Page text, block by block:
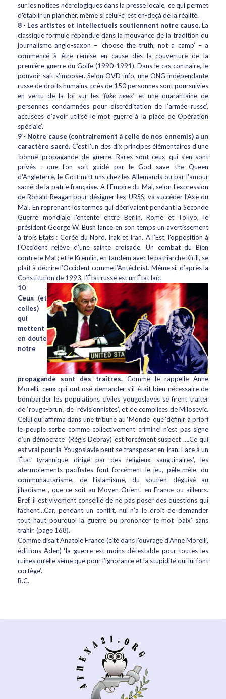
sur les notices nécrologiques dans la presse locale, ce qui permet
d'établir un plancher, même si celui-ci est en-deçà de la réalité.
8 - Les artistes et intellectuels soutiennent notre cause.La
classique formule répandue dans la mouvance de la tradition du
journalisme anglo-saxon – ‘choose the truth, not a camp’ – a
commencé à être remise en cause dès la couverture de la
première guerre du Golfe (1990-1991). Dans le cas contraire, le
pouvoir sait s’imposer. Selon OVD-info, une ONG indépendante
russe de droits humains, près de 150 personnes sont poursuivies
en vertu de la loi sur les ‘fake news’ et une quarantaine de
personnes condamnées pour discréditation de l’armée russe’,
accusées d’avoir utilisé le mot guerre à la place de Opération
spéciale’.
9 - Notre cause (contrairement à celle de nos ennemis) a un
caractère sacré.C’est l’un des dix principes élémentaires d'une
‘bonne’ propagande de guerre. Rares sont ceux qui s'en sont
privés : que l'on soit guidé par le God save the Queen
d'Angleterre, le Gott mitt uns chez les Allemands ou par l'amour
sacré de la patrie française. A l'Empire du Mal, selon l'expression
de Ronald Reagan pour désigner l'ex-URSS, va succéder l’Axe du
Mal. En reprenant les termes qui décrivaient pendant la Seconde
Guerre mondiale l'entente entre Berlin, Rome et Tokyo, le
président George W. Bush lance en son temps un avertissement
à trois Etats : Corée du Nord, Irak et Iran. A l’Est, l’opposition à
l’Occident relève d’une sainte croisade. Un combat du Bien
contre le Mal ; et le Kremlin, en tandem avec le patriarche Kirill, se
plait à décrire l’Occident comme l’Antéchrist. Même si, d’après la
Constitution de 1993, l’État russe est un État laïc.
10 -
Ceux (et
celles)
qui
mettent
en doute
notre
propagande sont des traîtres. Comme le rappelle Anne
Morelli, ceux qui ont osé demander s’il était bien nécessaire de
bombarder les populations civiles yougoslaves se firent traiter
de ‘rouge-brun’, de ‘révisionnistes’, et de complices de Milosevic.
Celui qui affirma dans une tribune au ‘Monde’ que ‘définir à priori
le peuple serbe comme collectivement criminel n’est pas signe
d’un démocrate’ (Régis Debray) est forcément suspect ….Ce qui
est vrai pour la Yougoslavie peut se transposer en Iran. Face à un
‘État tyrannique dirigé par des religieux sanguinaires’, les
atermoiements pacifistes font forcément le jeu, pêle-mêle, du
communautarisme, de l’islamisme, du soutien déguisé au
jihadisme , que ce soit au Moyen-Orient, en France ou ailleurs.
Bref, il est vivement conseillé de ne pas poser des questions qui
fâchent…Car, pendant un conflit, nul n’a le droit de demander
tout haut pourquoi la guerre ou prononcer le mot ‘paix’ sans
trahir. (page 168).
Comme disait Anatole France (cité dans l’ouvrage d’Anne Morelli,
éditions Aden) ‘la guerre est moins détestable pour toutes les
ruines qu’elle sème que pour l’ignorance et la stupidité qui lui font
cortège’.
B.C.